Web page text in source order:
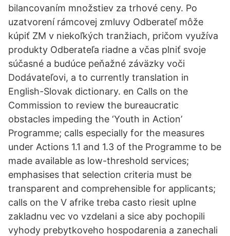
bilancovaním množstiev za trhové ceny. Po
uzatvorení rámcovej zmluvy Odberateľ môže
kúpiť ZM v niekoľkých tranžiach, pričom využíva
produkty Odberateľa riadne a včas plniť svoje
súčasné a budúce peňažné záväzky voči
Dodávateľovi, a to currently translation in
English-Slovak dictionary. en Calls on the
Commission to review the bureaucratic
obstacles impeding the ‘Youth in Action’
Programme; calls especially for the measures
under Actions 1.1 and 1.3 of the Programme to be
made available as low-threshold services;
emphasises that selection criteria must be
transparent and comprehensible for applicants;
calls on the V afrike treba casto riesit uplne
zakladnu vec vo vzdelani a sice aby pochopili
vyhody prebytkoveho hospodarenia a zanechali